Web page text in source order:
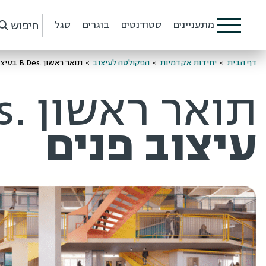
מתעניינים סטודנטים בוגרים סגל חיפוש
דף הבית > יחידות אקדמיות > הפקולטה לעיצוב > תואר ראשון .B.Des בעיצוב פנים
תואר ראשון .B.Des
עיצוב פנים